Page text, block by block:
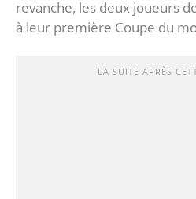
revanche, les deux joueurs
à leur première Coupe du
LA SUITE APRÈS